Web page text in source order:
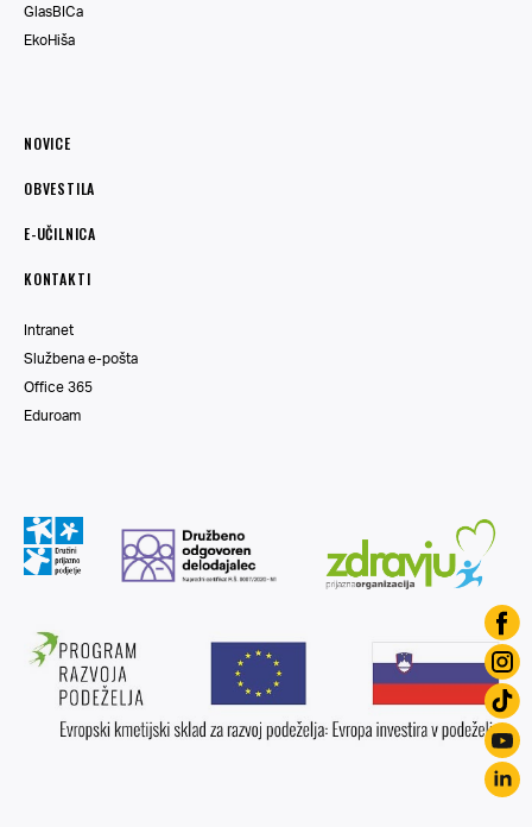
GlasBICa
EkoHiša
NOVICE
OBVESTILA
E-UČILNICA
KONTAKTI
Intranet
Službena e-pošta
Office 365
Eduroam